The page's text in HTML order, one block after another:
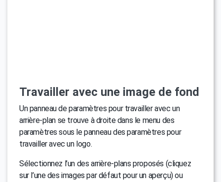
Travailler avec une image de fond
Un panneau de paramètres pour travailler avec un
arrière-plan se trouve à droite dans le menu des
paramètres sous le panneau des paramètres pour
travailler avec un logo.
Sélectionnez l’un des arrière-plans proposés (cliquez
sur l’une des images par défaut pour un aperçu) ou